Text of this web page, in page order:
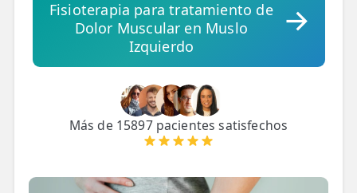
ESTÉTICA
✨ Fisioestética
✨ Radiofrecuencia INDIBA
✨ Drenaje Linfático Manual
✨ Presoterapia
Fisioterapia para tratamiento de
Dolor Muscular en Muslo
Izquierdo
Más de 15897 pacientes satisfechos